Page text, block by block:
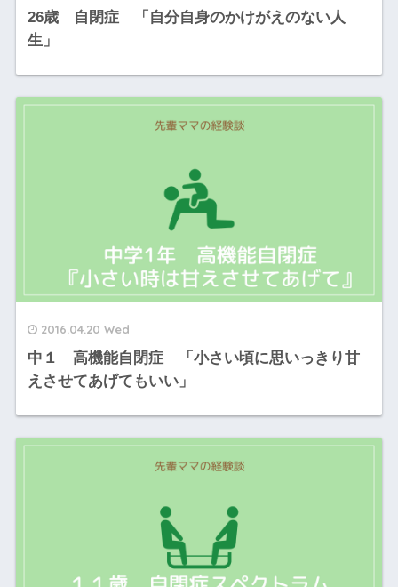
26歳 自閉症 「自分自身のかけがえのない人
生」
2016.04.20 Wed
中１ 高機能自閉症 「小さい頃に思いっきり甘
えさせてあげてもいい」